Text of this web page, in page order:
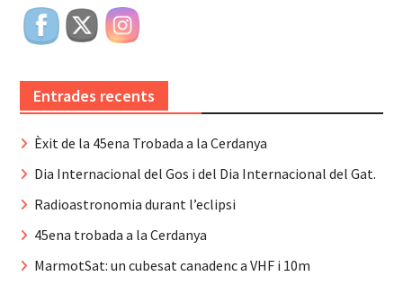
Entrades recents
Èxit de la 45ena Trobada a la Cerdanya
Dia Internacional del Gos i del Dia Internacional del Gat.
Radioastronomia durant l’eclipsi
45ena trobada a la Cerdanya
MarmotSat: un cubesat canadenc a VHF i 10m